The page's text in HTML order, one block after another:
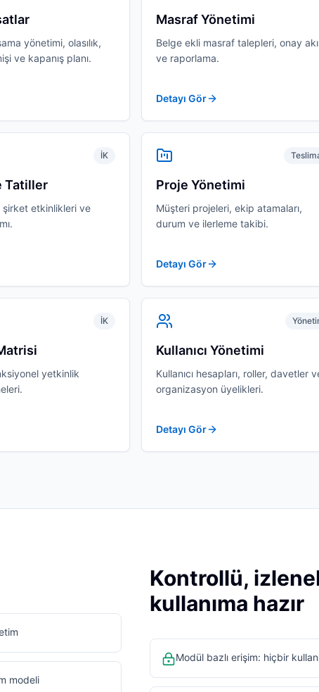
yönetimi, olasılık,
ve kapanış planı.
Masraf Yönetimi
Belge ekli masraf talepleri, onay
ve raporlama.
Detayı Gör
İK
Tatiller
şirket etkinlikleri ve
Proje Yönetimi
Müşteri projeleri, ekip atamaları,
durum ve ilerleme takibi.
Detayı Gör
İK
yetkinlik
Kullanıcı Yönetimi
Kullanıcı hesapları, roller, davetler
organizasyon üyelikleri.
Detayı Gör
modeli
Kontrollü,
kullanıma hazır
Modül bazlı erişim: hiçbir